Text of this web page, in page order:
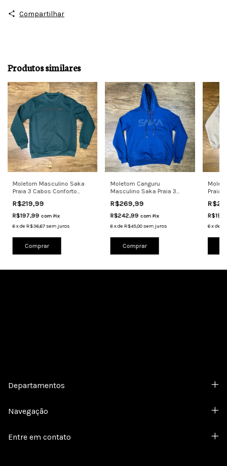
Compartilhar
Produtos similares
Moletom Masculino Saka
Praia 3 Cabos Conforto
R$219,99
R$197,99 com Pix
6xdeR$36,67sem juros
Comprar
Moletom Canguru
Masculino Saka Praia 3
R$269,99
R$242,99 com Pix
6xdeR$45,00 sem juros
Comprar
Praia
6xde
Departamentos
Navegação
Entre em contato